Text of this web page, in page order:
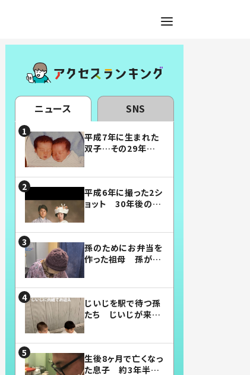
ニュース SNS
平成7年に生まれた
双子…その29年後
平成6年に撮った2シ
ョット 30年後の姿
孫のためにお弁当を
作った祖母 孫が絶
じいじを駅で待つ孫
たち じいじが来た
まらない」「幸せにな
れる」
生後8ヶ月で亡くなっ
た息子 約3年半